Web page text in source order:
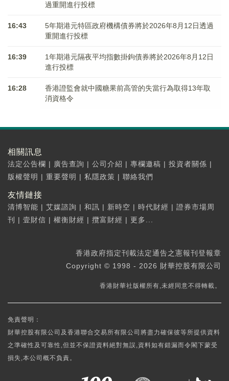
過重開進行投標
16:43
5年期港元特區政府機構債券將於2026年8月12日透過
重開進行投標
16:39
1年期港元隔夜平均指數掛鉤債券將於2026年8月12日
進行投標
16:28
香港證監會就中國糖果前高管的失當行為取得13年取
消資格令
相關訊息
法定公告欄 | 廣告查詢 | 公司介紹 | 專欄邀稿 | 投資者關係 |
版權聲明 | 重要聲明 | 私隱政策 | 聯絡我們
友情鏈接
清博智能 | 艾媒諮詢 | 和訊 | 新時空 | 時代財經 | 證券市場周
刊
| 壹財信 | 權衡財經 | 攬富財經 | 更多...
香港政府指定刊載法定通告之憲報刊登報章
Copyright © 1998 - 2026 財華控股有限公司
香港財華社版權所有,未經同意不得轉載。
免責聲明：
財華控股有限公司及香港聯合交易所有限公司將盡力確保彼等所提供資料
之準確性及可靠性,但並不保證資料絕對無誤,資料如有錯漏而令閣下蒙受
損失,本公司概不負責。